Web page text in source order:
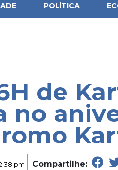
POLÍTICA
de
no
pm Compartilhe: